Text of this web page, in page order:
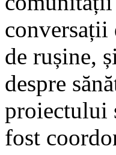
conversații
de rușine,
despre
proiectului
fost